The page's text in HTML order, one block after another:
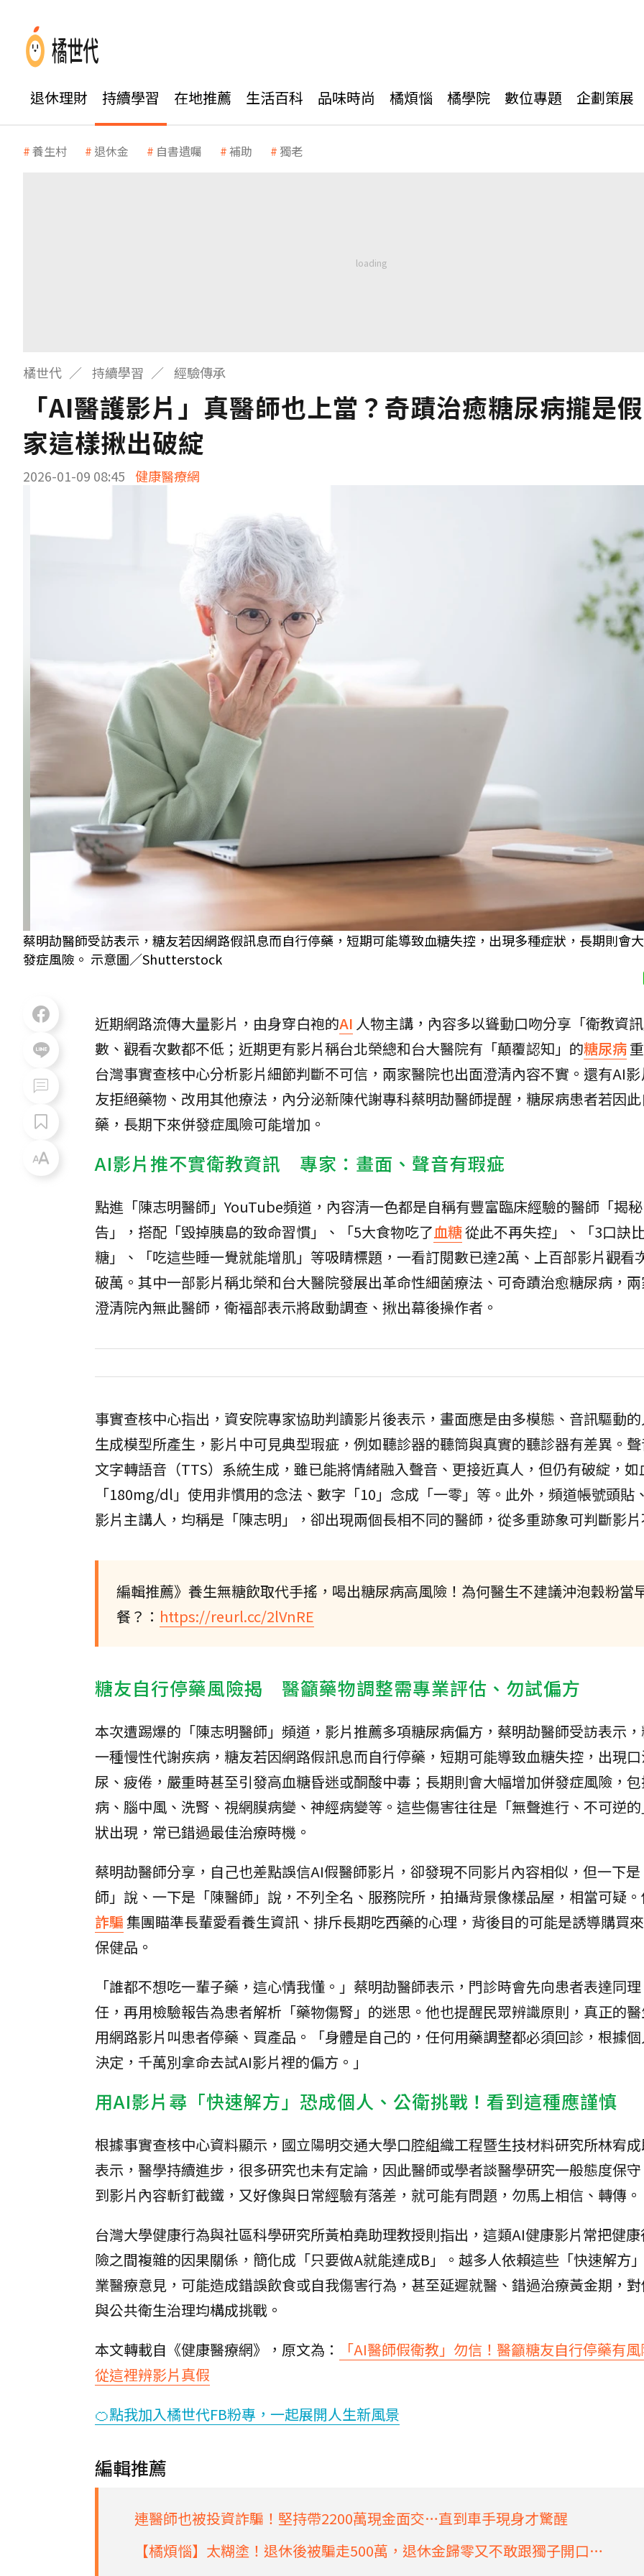
退休理財 持續學習 在地推薦 生活百科 品味時尚 橘煩惱 橘學院 數位專題 企劃策展
養生村 退休金 自書遺囑 補助 獨老
橘世代 持續學習 經驗傳承
「AI醫護影片」真醫師也上當？奇蹟治癒糖尿病攏是
家這樣揪出破綻
2026-01-09 08:45 健康醫療網
蔡明劼醫師受訪表示，糖友若因網路假訊息而自行停藥，短期可能導致血糖失控，出現多種症狀，長期則會
發症風險。 示意圖／Shutterstock
近期網路流傳大量影片，由身穿白袍的AI 人物主講，內容多以聳動口吻分享「衛教資
數、觀看次數都不低；近期更有影片稱台北榮總和台大醫院有「顛覆認知」的糖尿病
台灣事實查核中心分析影片細節判斷不可信，兩家醫院也出面澄清內容不實。還有AI
友拒絕藥物、改用其他療法，內分泌新陳代謝專科蔡明劼醫師提醒，糖尿病患者若因
藥，長期下來併發症風險可能增加。
AI影片推不實衛教資訊 專家：畫面、聲音有瑕疵
點進「陳志明醫師」YouTube頻道，內容清一色都是自稱有豐富臨床經驗的醫師「揭
告」，搭配「毀掉胰島的致命習慣」、「5大食物吃了血糖從此不再失控」、「3口訣
糖」、「吃這些睡一覺就能增肌」等吸睛標題，一看訂閱數已達2萬、上百部影片觀看
破萬。其中一部影片稱北榮和台大醫院發展出革命性細菌療法、可奇蹟治愈糖尿病，
澄清院內無此醫師，衛福部表示將啟動調查、揪出幕後操作者。
事實查核中心指出，資安院專家協助判讀影片後表示，畫面應是由多模態、音訊驅動
生成模型所產生，影片中可見典型瑕疵，例如聽診器的聽筒與真實的聽診器有差異。
文字轉語音（TTS）系統生成，雖已能將情緒融入聲音、更接近真人，但仍有破綻，如
「180mg/dl」使用非慣用的念法、數字「10」念成「一零」等。此外，頻道帳號頭貼
影片主講人，均稱是「陳志明」，卻出現兩個長相不同的醫師，從多重跡象可判斷影
編輯推薦》養生無糖飲取代手搖，喝出糖尿病高風險！為何醫生不建議沖泡穀粉當
餐？： https://reurl.cc/2lVnRE
糖友自行停藥風險揭 醫籲藥物調整需專業評估、勿試偏方
本次遭踢爆的「陳志明醫師」頻道，影片推薦多項糖尿病偏方，蔡明劼醫師受訪表示
一種慢性代謝疾病，糖友若因網路假訊息而自行停藥，短期可能導致血糖失控，出現
尿、疲倦，嚴重時甚至引發高血糖昏迷或酮酸中毒；長期則會大幅增加併發症風險，
病、腦中風、洗腎、視網膜病變、神經病變等。這些傷害往往是「無聲進行、不可逆
狀出現，常已錯過最佳治療時機。
蔡明劼醫師分享，自己也差點誤信AI假醫師影片，卻發現不同影片內容相似，但一下
師」說、一下是「陳醫師」說，不列全名、服務院所，拍攝背景像樣品屋，相當可疑
詐騙集團瞄準長輩愛看養生資訊、排斥長期吃西藥的心理，背後目的可能是誘導購買
保健品。
「誰都不想吃一輩子藥，這心情我懂。」蔡明劼醫師表示，門診時會先向患者表達同
任，再用檢驗報告為患者解析「藥物傷腎」的迷思。他也提醒民眾辨識原則，真正的
用網路影片叫患者停藥、買產品。「身體是自己的，任何用藥調整都必須回診，根據
決定，千萬別拿命去試AI影片裡的偏方。」
用AI影片尋「快速解方」恐成個人、公衛挑戰！看到這種應謹慎
根據事實查核中心資料顯示，國立陽明交通大學口腔組織工程暨生技材料研究所林宥
表示，醫學持續進步，很多研究也未有定論，因此醫師或學者談醫學研究一般態度保
到影片內容斬釘截鐵，又好像與日常經驗有落差，就可能有問題，勿馬上相信、轉傳。
台灣大學健康行為與社區科學研究所黃柏堯助理教授則指出，這類AI健康影片常把健
險之間複雜的因果關係，簡化成「只要做A就能達成B」。越多人依賴這些「快速解方
業醫療意見，可能造成錯誤飲食或自我傷害行為，甚至延遲就醫、錯過治療黃金期，
與公共衛生治理均構成挑戰。
本文轉載自《健康醫療網》，原文為：
「AI醫師假衛教」勿信！醫籲糖友自行停藥有
從這裡辨影片真假
🍊點我加入橘世代FB粉專，一起展開人生新風景
編輯推薦
連醫師也被投資詐騙！堅持帶2200萬現金面交…直到車手現身才驚醒
【橘煩惱】太糊塗！退休後被騙走500萬，退休金歸零又不敢跟獨子開口…